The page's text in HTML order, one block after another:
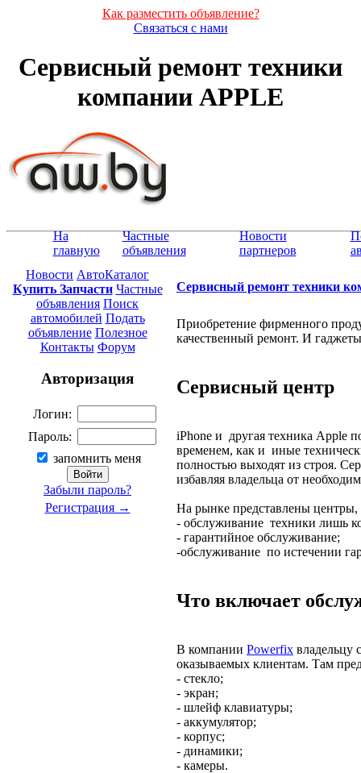
Как разместить объявление?
Связаться с нами
Сервисный ремонт техники
компании APPLE
На
главную
Частные
объявления
Новости
партнеров
Новости АвтоКаталог
Купить Запчасти Частные
объявления Поиск
автомобилей Подать
объявление Полезное
Контакты Форум
Авторизация
Логин:
Пароль:
запомнить меня
Забыли пароль?
Регистрация →
Сервисный ремонт техники
Приобретение фирменного
качественный ремонт. И
Сервисный центр
iPhone и другая техника Apple
временем, как и иные
полностью выходят из строя.
избавляя владельца от
На рынке представлены
- обслуживание техники лишь
- гарантийное обслуживание;
-обслуживание по истечении
Что включает
В компании Powerfix владельцу
оказываемых клиентам. Там
- стекло;
- экран;
- шлейф клавиатуры;
- аккумулятор;
- корпус;
- динамики;
- камеры.